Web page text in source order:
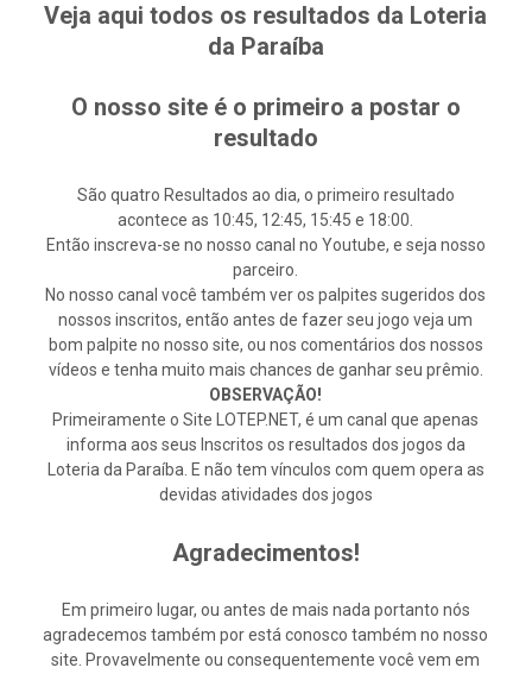
Veja aqui todos os resultados da Loteria
da Paraíba
O nosso site é o primeiro a postar o
resultado
São quatro Resultados ao dia, o primeiro resultado
acontece as 10:45, 12:45, 15:45 e 18:00.
Então inscreva-se no nosso canal no Youtube, e seja nosso
parceiro.
No nosso canal você também ver os palpites sugeridos dos
nossos inscritos, então antes de fazer seu jogo veja um
bom palpite no nosso site, ou nos comentários dos nossos
vídeos e tenha muito mais chances de ganhar seu prêmio.
OBSERVAÇÃO!
Primeiramente o Site LOTEP.NET, é um canal que apenas
informa aos seus Inscritos os resultados dos jogos da
Loteria da Paraíba. E não tem vínculos com quem opera as
devidas atividades dos jogos
Agradecimentos!
Em primeiro lugar, ou antes de mais nada portanto nós
agradecemos também por está conosco também no nosso
site. Provavelmente ou consequentemente você vem em